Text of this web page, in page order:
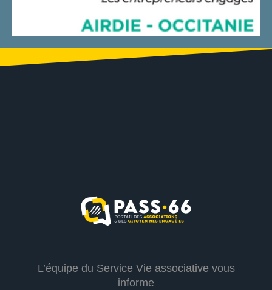
L’équipe du Service Vie associative vous
informe